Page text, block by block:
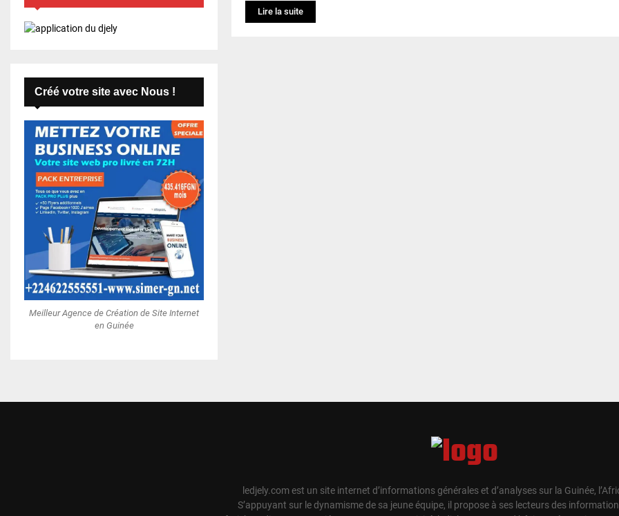
Lire la suite
Créé votre site avec Nous !
Meilleur Agence de Création de Site Internet
en Guinée
ledjely.com est un site internet d’informations générales et d’analyses sur la Guinée,
S’appuyant sur le dynamisme de sa jeune équipe, il propose à ses lecteurs des